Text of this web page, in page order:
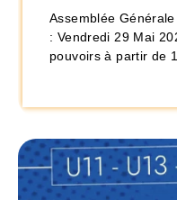
Assemblée
: Vendredi 29 Mai
pouvoirs à partir de